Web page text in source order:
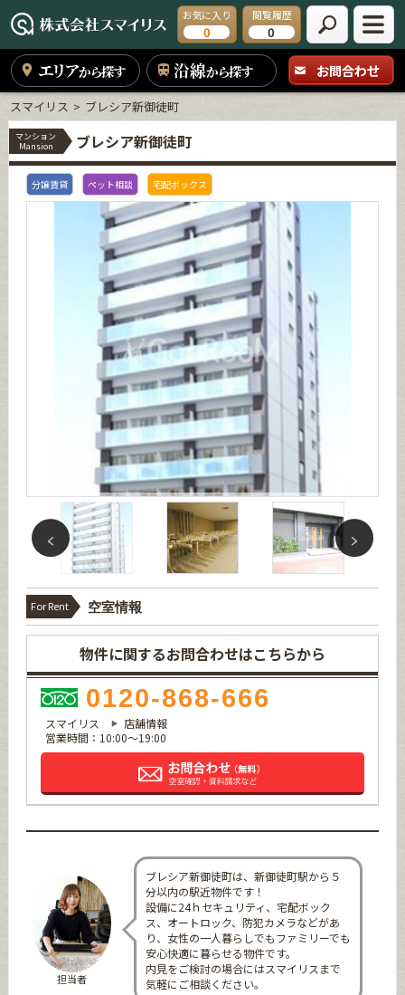
お気に入り
0
閲覧履歴
0
エリアから探す 沿線から探す お問合わせ
スマイリス ブレシア新御徒町
マンション
Mansion
ブレシア新御徒町
分譲賃貸 ペット相談 宅配ボックス
For Rent 空室情報
物件に関するお問合わせはこちらから
0120-868-666
スマイリス
店舗情報
営業時間：10:00～19:00
担当者
ブレシア新御徒町は、新御徒町駅から５
分以内の駅近物件です！
設備に24ｈセキュリティ、宅配ボック
ス、オートロック、防犯カメラなどがあ
り、女性の一人暮らしでもファミリーでも
安心快適に暮らせる物件です。
内見をご検討の場合にはスマイリスまで
気軽にご相談ください。